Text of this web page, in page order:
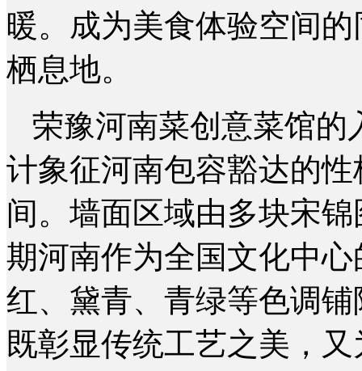
暖。成为美食体验空间
栖息地。
荣豫河南菜创意菜馆的
计象征河南包容豁达的
间。墙面区域由多块宋
期河南作为全国文化中
红、黛青、青绿等色调
既彰显传统工艺之美，